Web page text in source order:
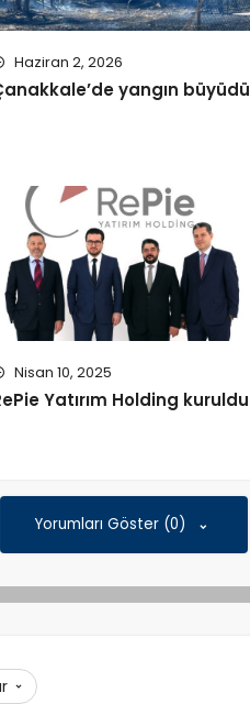
Haziran 2, 2026
yangın büyüdü
Nisan 10, 2025
Yatırım Holding kuruldu
Yorumları Göster (0)